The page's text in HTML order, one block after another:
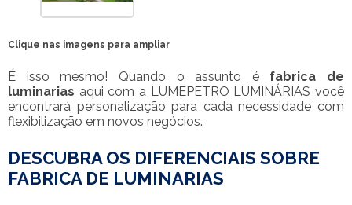
Clique nas imagens para ampliar
É isso mesmo! Quando o assunto é fabrica de
luminarias aqui com a LUMEPETRO LUMINÁRIAS você
encontrará personalização para cada necessidade com
flexibilização em novos negócios.
DESCUBRA OS DIFERENCIAIS SOBRE
FABRICA DE LUMINARIAS